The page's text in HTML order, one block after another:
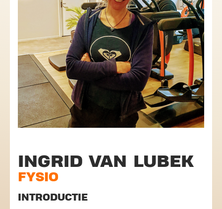
INGRID VAN LUBEK
FYSIO
INTRODUCTIE